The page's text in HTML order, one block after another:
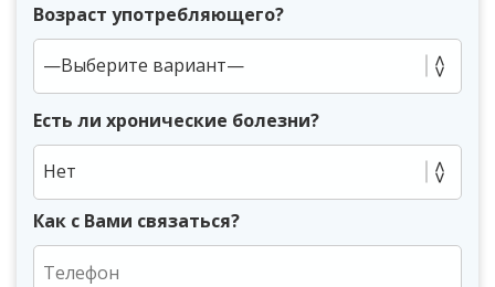
Возраст употребляющего?
Есть ли хронические болезни?
Нет
Как с Вами связаться?